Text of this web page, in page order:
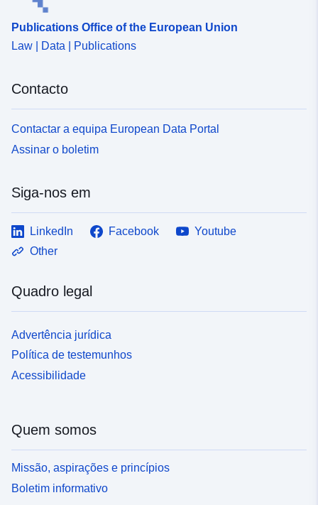
Publications Office of the European Union
Law | Data | Publications
Contacto
Contactar a equipa European Data Portal
Assinar o boletim
Siga-nos em
LinkedIn Facebook
Youtube
Other
Quadro legal
Advertência jurídica
Política de testemunhos
Acessibilidade
Quem somos
Missão, aspirações e princípios
Boletim informativo